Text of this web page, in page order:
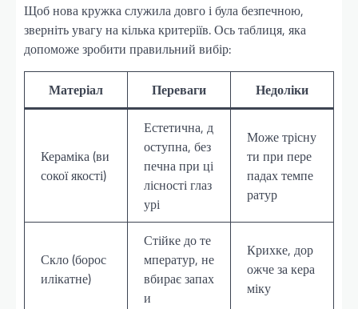
Щоб нова кружка служила довго і була безпечною,
зверніть увагу на кілька критеріїв. Ось таблиця, яка
допоможе зробити правильний вибір:
Матеріал Переваги Недоліки
Кераміка (ви
сокої якості)
Естетична, д
оступна, без
печна при ці
лісності глаз
урі
Може трісну
ти при пере
падах темпе
ратур
Скло (борос
илікатне)
Стійке до те
мператур, не
вбирає запах
и
Крихке, дор
ожче за кера
міку